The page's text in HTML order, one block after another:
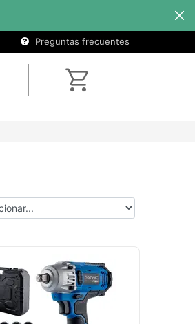
Preguntas frecuentes